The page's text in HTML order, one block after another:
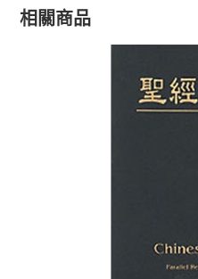
相關商品